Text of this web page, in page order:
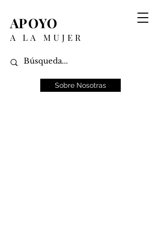
APOYO
A LA MUJER
Sobre Nosotras